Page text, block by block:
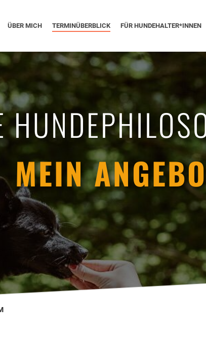
ÜBER MICH TERMINÜBERBLICK FÜR HUNDEHALTER*INNEN
MEIN